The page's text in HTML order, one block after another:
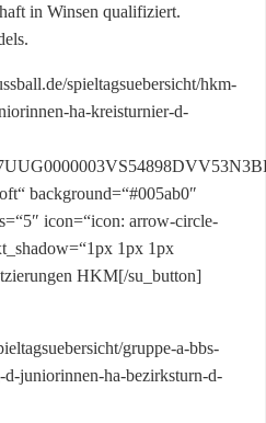
in Winsen qualifiziert.
spieltagsuebersicht/hkm-
ha-kreisturnier-d-
background=“#005ab0″
icon=“icon: arrow-circle-
1px 1px
HKM[/su_button]
gruppe-a-bbs-
juniorinnen-ha-bezirksturn-d-